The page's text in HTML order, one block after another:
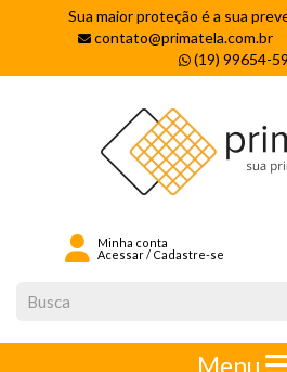
Sua maior proteção é a sua
contato@primatela.com.br
(19) 99654-
Minha conta
Acessar/ Cadastre-se
Menu